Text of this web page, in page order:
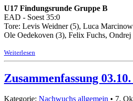
U17 Findungsrunde Gruppe B
EAD - Soest 35:0
Tore: Levis Weidner (5), Luca
Ole Oedekoven (3), Felix Fuchs,
Weiterlesen
Zusammenfassung
Kategorie: Nachwuchs allgemein • 7.